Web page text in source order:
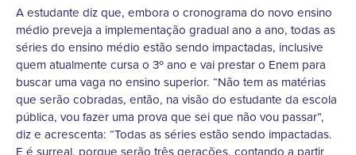
A estudante diz que, embora o cronograma do novo ensino
médio preveja a implementação gradual ano a ano, todas as
séries do ensino médio estão sendo impactadas, inclusive
quem atualmente cursa o 3º ano e vai prestar o Enem para
buscar uma vaga no ensino superior. “Não tem as matérias
que serão cobradas, então, na visão do estudante da escola
pública, vou fazer uma prova que sei que não vou passar”,
diz e acrescenta: “Todas as séries estão sendo impactadas.